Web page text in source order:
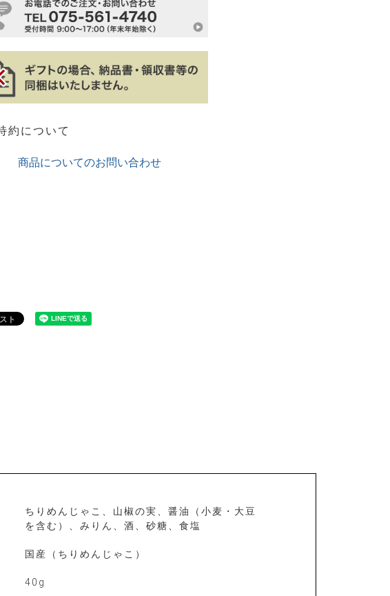
約について
商品についてのお問い合わせ
ちりめんじゃこ、山椒の実、醤油（小麦・大豆
を含む）、みりん、酒、砂糖、食塩
国産（ちりめんじゃこ）
40g